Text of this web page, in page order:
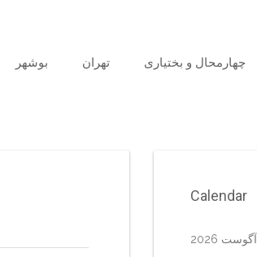
بوشهر تهران چهارمحال و بختیاری
Calendar
آگوست 2026